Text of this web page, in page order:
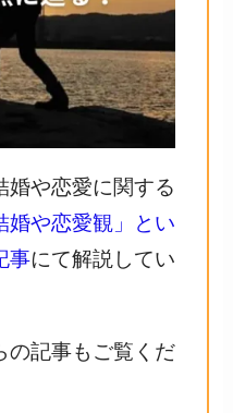
婚や恋愛に関する
婚や恋愛観」とい
事にて解説してい
の記事もご覧くだ